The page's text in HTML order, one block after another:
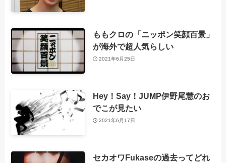
ももクロの「ニッポン笑顔百景」
が海外で超人気らしい
2021年6月25日
Hey！Say！JUMP伊野尾慧のお
でこが見たい
2021年6月17日
セカオワFukaseの過去ってどれ